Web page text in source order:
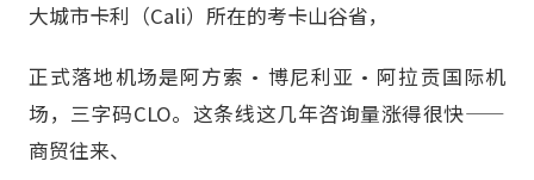
大城市卡利（Cali）所在的考卡山谷省，
正式落地机场是阿方索·博尼利亚·阿拉贡国际机
场，三字码CLO。这条线这几年咨询量涨得很快——
商贸往来、